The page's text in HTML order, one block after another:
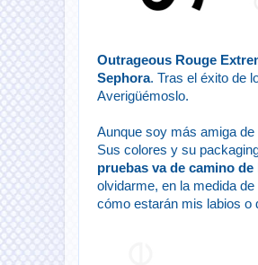
Outrageous Rouge
Sephora. Tras el éxito de
Averigüémoslo.
Aunque soy más amiga
Sus colores y su
pruebas va de camino
olvidarme, en la medida
cómo estarán mis labios o